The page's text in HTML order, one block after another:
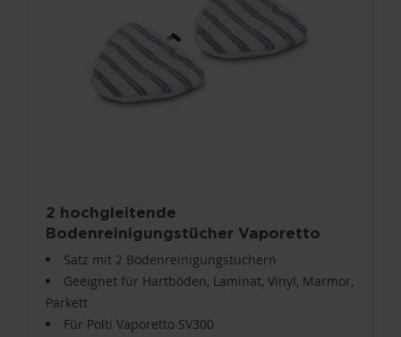
2 hochgleitende
Bodenreinigungstücher Vaporetto
SV300 PAEU0275
Satz mit 2 Bodenreinigungstüchern
Geeignet für Hartböden, Laminat, Vinyl, Marmor,
Parkett
Für Polti Vaporetto SV300